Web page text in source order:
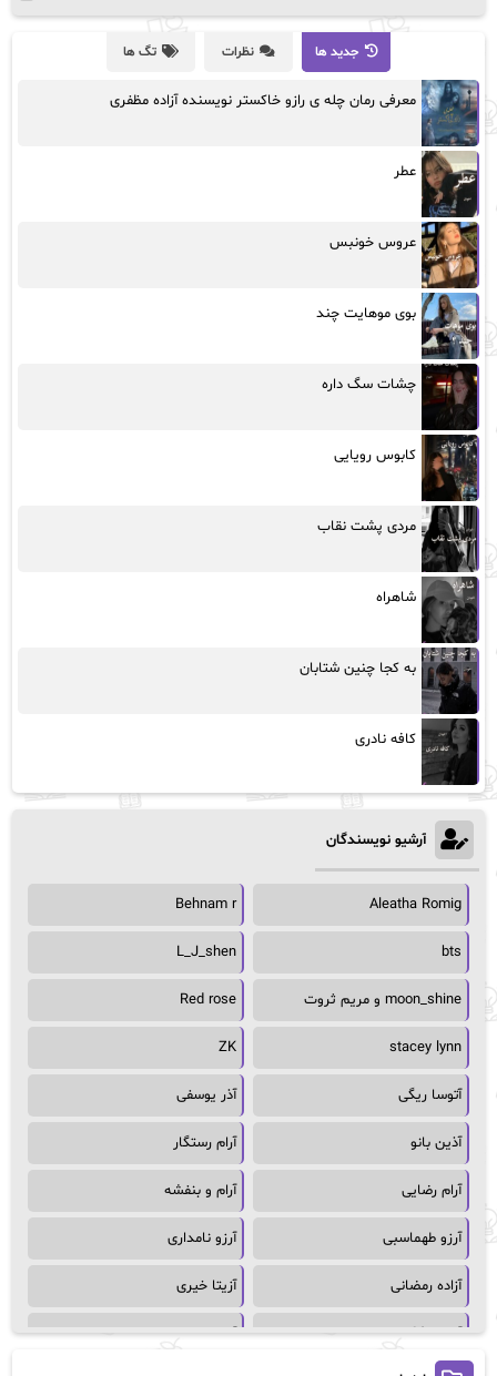
جدید ها نظرات تگ ها
معرفی رمان چله ی رازو خاکستر نویسنده آزاده مظفری
عطر
عروس خونبس
بوی موهایت چند
چشات سگ داره
کابوس رویایی
مردی پشت نقاب
شاهراه
به کجا چنین شتابان
کافه نادری
آرشیو نویسندگان
Aleatha Romig
Behnam r
bts
L_J_shen
moon_shine و مریم ثروت Red rose
stacey lynn
ZK
آتوسا ریگی آذر یوسفی
آذین بانو آرام رستگار
آرام رضایی آرام و بنفشه
آرزو طهماسبی آرزو نامداری
آزاده رمضانی آزیتا خیری
آسمان64 آسمان۶۵